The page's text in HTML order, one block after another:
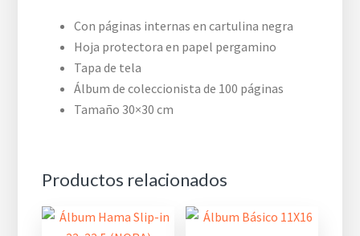
Con páginas internas en cartulina negra
Hoja protectora en papel pergamino
Tapa de tela
Álbum de coleccionista de 100 páginas
Tamaño 30×30 cm
Productos relacionados